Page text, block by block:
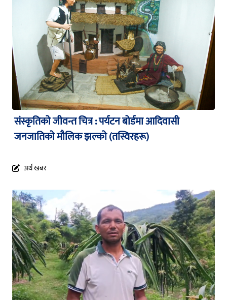
संस्कृतिको जीवन्त चित्र : पर्यटन बोर्डमा आदिवासी
जनजातिको मौलिक झल्को (तस्विरहरू)
अर्थ खबर